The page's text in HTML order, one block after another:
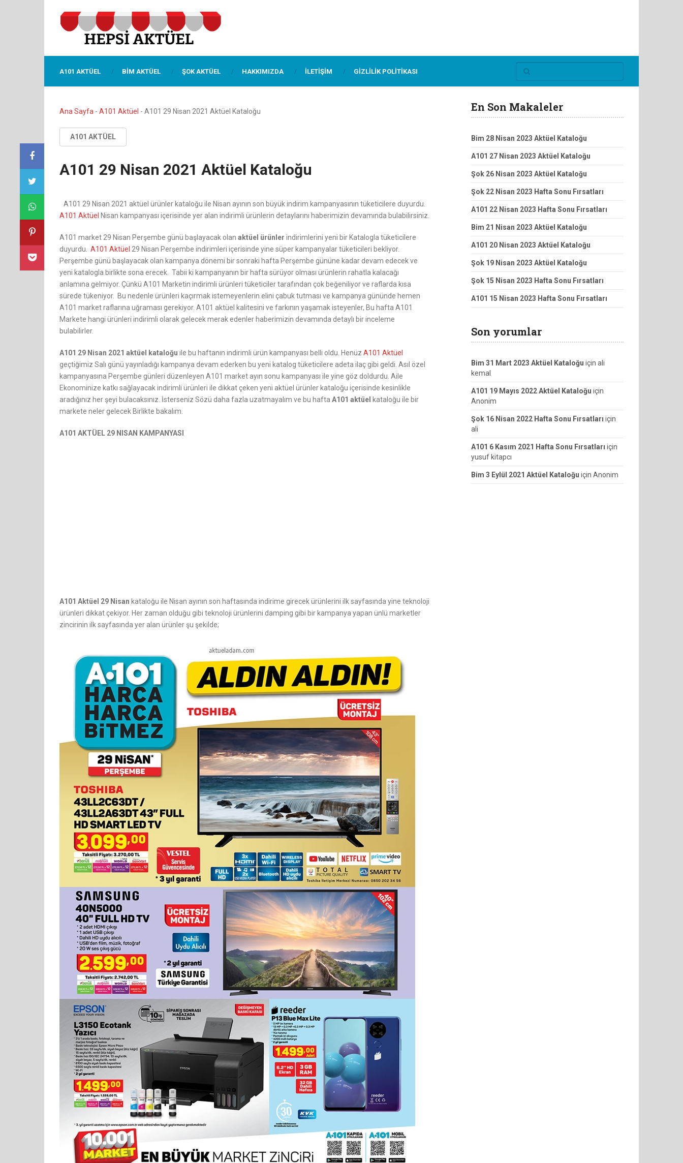
A101 AKTÜEL BIM AKTÜEL ŞOK AKTÜEL HAKKIMIZDA İLETIŞIM GIZLILIK POLITIKASI
Ana Sayfa - A101 Aktüel - A101 29 Nisan 2021 Aktüel Kataloğu
A101 AKTÜEL
A101 29 Nisan 2021 Aktüel Kataloğu
A101 29 Nisan 2021 aktüel ürünler kataloğu ile Nisan ayının son büyük indirim kampanyasının tüketicilere duyurdu.
A101 Aktüel Nisan kampanyası içerisinde yer alan indirimli ürünlerin detaylarını haberimizin devamında bulabilirsiniz.
A101 market 29 Nisan Perşembe günü başlayacak olan aktüel ürünler indirimlerini yeni bir Katalogla tüketicilere
duyurdu. A101 Aktüel 29 Nisan Perşembe indirimleri içerisinde yine süper kampanyalar tüketicileri bekliyor.
Perşembe günü başlayacak olan kampanya dönemi bir sonraki hafta Perşembe gününe kadar devam edecek ve
yeni katalogla birlikte sona erecek. Tabii ki kampanyanın bir hafta sürüyor olması ürünlerin rahatla kalacağı
anlamına gelmiyor. Çünkü A101 Marketin indirimli ürünleri tüketiciler tarafından çok beğeniliyor ve raflarda kısa
sürede tükeniyor. Bu nedenle ürünleri kaçırmak istemeyenlerin elini çabuk tutması ve kampanya gününde hemen
A101 market raflarına uğraması gerekiyor. A101 aktüel kalitesini ve farkının yaşamak isteyenler, Bu hafta A101
Markete hangi ürünleri indirimli olarak gelecek merak edenler haberimizin devamında detaylı bir inceleme
bulabilirler.
A101 29 Nisan 2021 aktüel kataloğu ile bu haftanın indirimli ürün kampanyası belli oldu. Henüz A101 Aktüel
geçtiğimiz Salı günü yayınladığı kampanya devam ederken bu yeni katalog tüketicilere adeta ilaç gibi geldi. Asıl özel
kampanyasına Perşembe günleri düzenleyen A101 market ayın sonu kampanyası ile yine göz doldurdu. Aile
Ekonominize katkı sağlayacak indirimli ürünleri ile dikkat çeken yeni aktüel ürünler kataloğu içerisinde kesinlikle
aradığınız her şeyi bulacaksınız. İsterseniz Sözü daha fazla uzatmayalım ve bu hafta A101 aktüel kataloğu ile bir
markete neler gelecek Birlikte bakalım.
A101 AKTÜEL 29 NISAN KAMPANYASI
A101 Aktüel 29 Nisan kataloğu ile Nisan ayının son haftasında indirime girecek ürünlerini ilk sayfasında yine teknoloji
ürünleri dikkat çekiyor. Her zaman olduğu gibi teknoloji ürünlerini damping gibi bir kampanya yapan ünlü marketler
zincirinin ilk sayfasında yer alan ürünler şu şekilde;
En Son Makaleler
Bim 28 Nisan 2023 Aktüel Kataloğu
A101 27 Nisan 2023 Aktüel Kataloğu
Şok 26 Nisan 2023 Aktüel Kataloğu
Şok 22 Nisan 2023 Hafta Sonu Fırsatları
A101 22 Nisan 2023 Hafta Sonu Fırsatları
Bim 21 Nisan 2023 Aktüel Kataloğu
A101 20 Nisan 2023 Aktüel Kataloğu
Şok 19 Nisan 2023 Aktüel Kataloğu
Şok 15 Nisan 2023 Hafta Sonu Fırsatları
A101 15 Nisan 2023 Hafta Sonu Fırsatları
Son yorumlar
Bim 31 Mart 2023 Aktüel Kataloğu için ali
kemal
A101 19 Mayıs 2022 Aktüel Kataloğu için
Anonim
Şok 16 Nisan 2022 Hafta Sonu Fırsatları için
ali
A101 6 Kasım 2021 Hafta Sonu Fırsatları için
yusuf kitapcı
Bim 3 Eylül 2021 Aktüel Kataloğu için Anonim